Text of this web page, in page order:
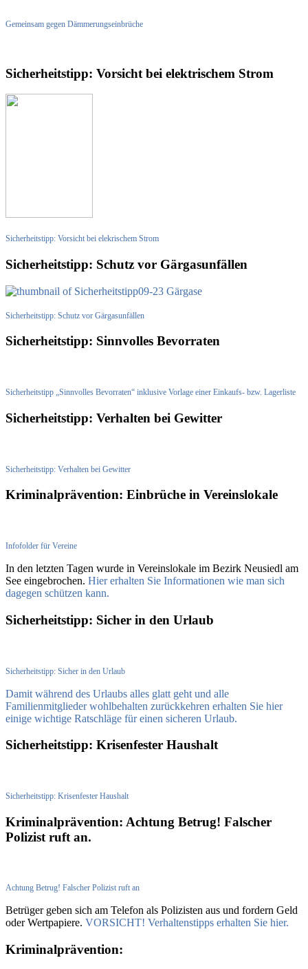
Gemeinsam gegen Dämmerungseinbrüche
Sicherheitstipp: Vorsicht bei elektrischem Strom
Sicherheitstipp: Vorsicht bei elekrischem Strom
Sicherheitstipp: Schutz vor Gärgasunfällen
Sicherheitstipp: Schutz vor Gärgasunfällen
Sicherheitstipp: Sinnvolles Bevorraten
Sicherheitstipp „Sinnvolles Bevorraten“ inklusive Vorlage einer Einkaufs- bzw. Lagerliste
Sicherheitstipp: Verhalten bei Gewitter
Sicherheitstipp: Verhalten bei Gewitter
Kriminalprävention: Einbrüche in Vereinslokale
Infofolder für Vereine
In den letzten Tagen wurde in Vereinslokale im Bezirk Neusiedl am
See eingebrochen. Hier erhalten Sie Informationen wie man sich
dagegen schützen kann.
Sicherheitstipp: Sicher in den Urlaub
Sicherheitstipp: Sicher in den Urlaub
Damit während des Urlaubs alles glatt geht und alle
Familienmitglieder wohlbehalten zurückkehren erhalten Sie hier
einige wichtige Ratschläge für einen sicheren Urlaub.
Sicherheitstipp: Krisenfester Haushalt
Sicherheitstipp: Krisenfester Haushalt
Kriminalprävention: Achtung Betrug! Falscher
Polizist ruft an.
Achtung Betrug! Falscher Polizist ruft an
Betrüger geben sich am Telefon als Polizisten aus und fordern Geld
oder Wertpapiere. VORSICHT! Verhaltenstipps erhalten Sie hier.
Kriminalprävention: